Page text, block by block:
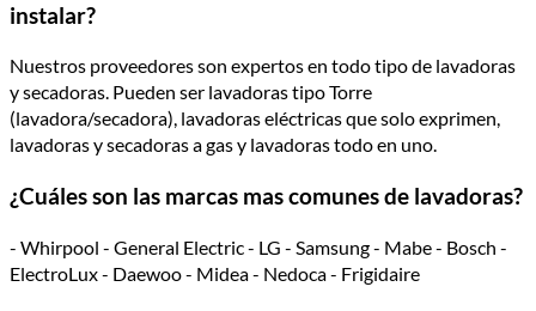
instalar?
Nuestros proveedores son expertos en todo tipo de lavadoras
y secadoras. Pueden ser lavadoras tipo Torre
(lavadora/secadora), lavadoras eléctricas que solo exprimen,
lavadoras y secadoras a gas y lavadoras todo en uno.
¿Cuáles son las marcas mas comunes de lavadoras?
- Whirpool - General Electric - LG - Samsung - Mabe - Bosch -
ElectroLux - Daewoo - Midea - Nedoca - Frigidaire